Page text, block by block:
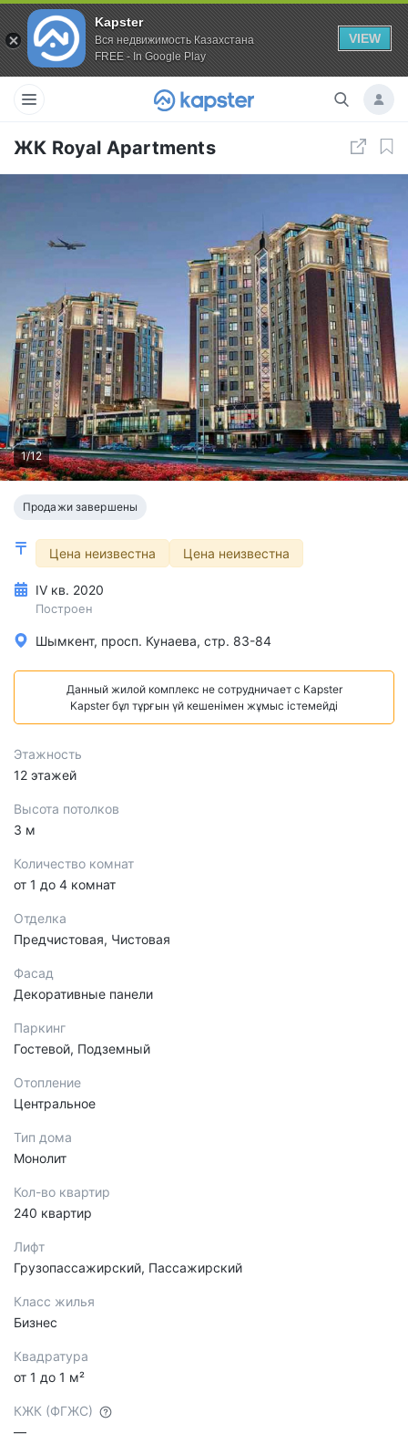
Kapster
Вся недвижимость Казахстана
FREE - In Google Play
VIEW
ЖК Royal Apartments
1/12
Продажи завершены
Цена неизвестна Цена неизвестна
IV кв. 2020
Построен
Шымкент, просп. Кунаева, стр. 83-84
Данный жилой комплекс не сотрудничает с Kapster
Kapster бұл тұрғын үй кешенімен жұмыс істемейді
Этажность
12 этажей
Высота потолков
3 м
Количество комнат
от 1 до 4 комнат
Отделка
Предчистовая, Чистовая
Фасад
Декоративные панели
Паркинг
Гостевой, Подземный
Отопление
Центральное
Тип дома
Монолит
Кол-во квартир
240 квартир
Лифт
Грузопассажирский, Пассажирский
Класс жилья
Бизнес
Квадратура
от 1 до 1 м²
КЖК (ФГЖС)